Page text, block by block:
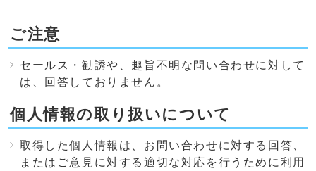
ご注意
セールス・勧誘や、趣旨不明な問い合わせに対して
は、回答しておりません。
個人情報の取り扱いについて
取得した個人情報は、お問い合わせに対する回答、
またはご意見に対する適切な対応を行うために利用